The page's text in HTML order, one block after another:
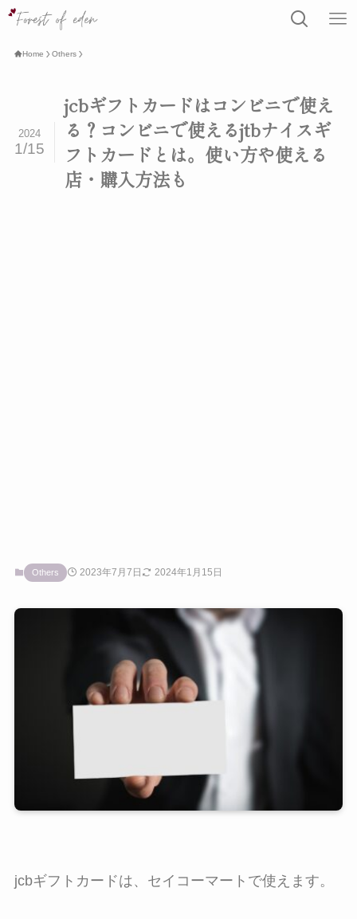
Home Others
jcbギフトカードはコンビニで使え
る？コンビニで使えるjtbナイスギ
フトカードとは。使い方や使える
店・購入方法も
2024
1/15
Others 2023年7月7日 2024年1月15日
jcbギフトカードは、セイコーマートで使えます。